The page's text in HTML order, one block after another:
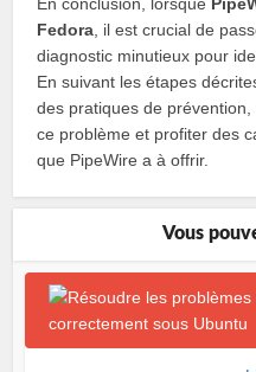
Fedora , il est crucial de
diagnostic minutieux pour
En suivant les étapes
des pratiques de
ce problème et profiter des
que PipeWire a à offrir.
Vous